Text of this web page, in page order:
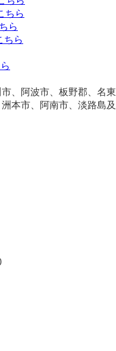
、阿波市、板野郡、名東
本市、阿南市、淡路島及